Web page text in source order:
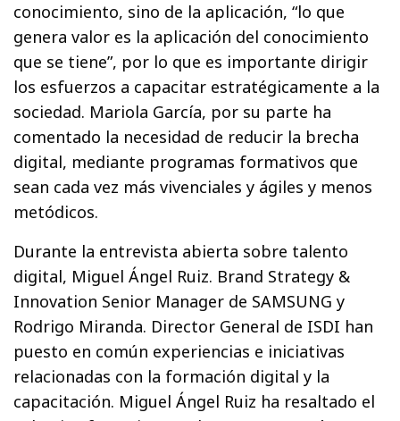
conocimiento, sino de la aplicación, “lo que
genera valor es la aplicación del conocimiento
que se tiene”, por lo que es importante dirigir
los esfuerzos a capacitar estratégicamente a la
sociedad. Mariola García, por su parte ha
comentado la necesidad de reducir la brecha
digital, mediante programas formativos que
sean cada vez más vivenciales y ágiles y menos
metódicos.
Durante la entrevista abierta sobre talento
digital, Miguel Ángel Ruiz. Brand Strategy &
Innovation Senior Manager de SAMSUNG y
Rodrigo Miranda. Director General de ISDI han
puesto en común experiencias e iniciativas
relacionadas con la formación digital y la
capacitación. Miguel Ángel Ruiz ha resaltado el